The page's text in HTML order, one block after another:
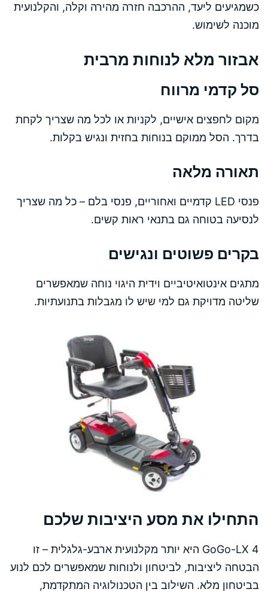
כשמגיעים ליעד, ההרכבה חזרה מהירה וקלה, והקלנועית
מוכנה לשימוש.
אבזור מלא לנוחות מרבית
סל קדמי מרווח
מקום לחפצים אישיים, לקניות או לכל מה שצריך לקחת
בדרך. הסל ממוקם בנוחות בחזית ונגיש בקלות.
תאורה מלאה
פנסי LED קדמיים ואחוריים, פנסי בלם – כל מה שצריך
לנסיעה בטוחה גם בתנאי ראות קשים.
בקרים פשוטים ונגישים
מתגים אינטואיטיביים וידית היגוי נוחה שמאפשרים
שליטה מדויקת גם למי שיש לו מגבלות בתנועתיות.
התחילו את מסע היציבות שלכם
GoGo-LX 4 היא יותר מקלנועית ארבע-גלגלית – זו
הבטחה ליציבות, לביטחון ולנוחות שמאפשרים לכם לנוע
בביטחון מלא. השילוב בין הטכנולוגיה המתקדמת,